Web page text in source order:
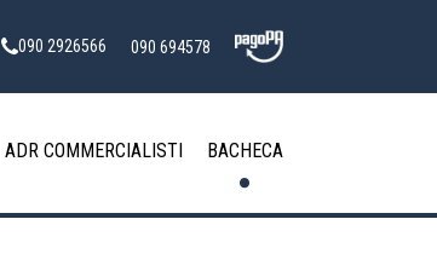
090 2926566 090 694578
ADR COMMERCIALISTI BACHECA